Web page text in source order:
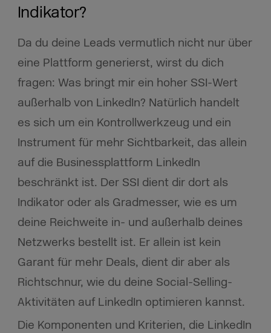
Indikator?
Da du deine Leads vermutlich nicht nur über
eine Plattform generierst, wirst du dich
fragen: Was bringt mir ein hoher SSI-Wert
außerhalb von LinkedIn? Natürlich handelt
es sich um ein Kontrollwerkzeug und ein
Instrument für mehr Sichtbarkeit, das allein
auf die Businessplattform LinkedIn
beschränkt ist. Der SSI dient dir dort als
Indikator oder als Gradmesser, wie es um
deine Reichweite in- und außerhalb deines
Netzwerks bestellt ist. Er allein ist kein
Garant für mehr Deals, dient dir aber als
Richtschnur, wie du deine Social-Selling-
Aktivitäten auf LinkedIn optimieren kannst.
Die Komponenten und Kriterien, die LinkedIn